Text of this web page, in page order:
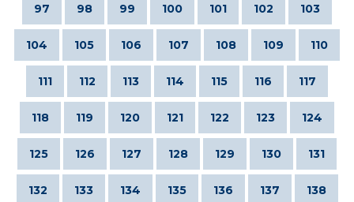
97 98 99 100 101 102 103
104 105 106 107 108 109 110
111 112 113 114 115 116 117
118 119 120 121 122 123 124
125 126 127 128 129 130 131
132 133 134 135 136 137 138